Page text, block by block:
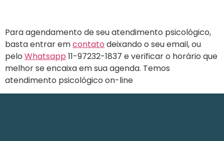
Para agendamento de seu atendimento psicológico,
basta entrar emcontato deixando o seu email, ou
pelo Whatsapp 11-97232-1837 e verificar o horário que
melhor se encaixa em sua agenda. Temos
atendimento psicológico on-line